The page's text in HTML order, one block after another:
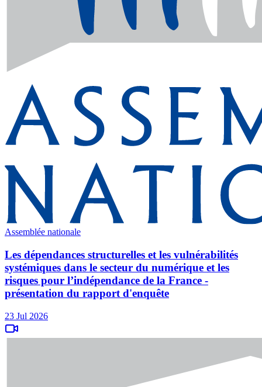
Assemblée nationale
Les dépendances structurelles et les vulnérabilités
systémiques dans le secteur du numérique et les
risques pour l’indépendance de la France -
présentation du rapport d'enquête
23 Jul 2026